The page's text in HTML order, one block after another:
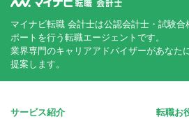
マイナビ転職 会計士は公認会計士・試験
ポートを行う転職エージェントです。
業界専門のキャリアアドバイザーがあなた
提案します。
サービス紹介 転職お